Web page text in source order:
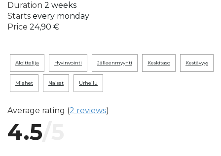
Duration 2 weeks
Starts every monday
Price 24,90 €
aloittelija hyvinvointi jälleenmyynti keskitaso kestävyys
miehet naiset urheilu
Average rating (2 reviews)
4.5